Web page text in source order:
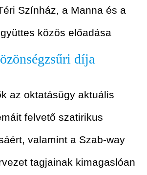
Színház, a Manna és a
közös előadása
díja
az oktatásügy aktuális
felvető szatirikus
valamint a Szab-way
tagjainak kimagaslóan